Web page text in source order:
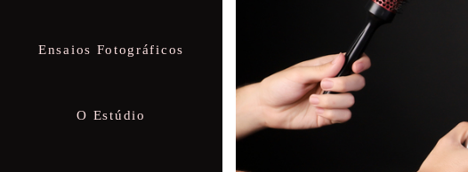
Ensaios Fotográficos
O Estúdio